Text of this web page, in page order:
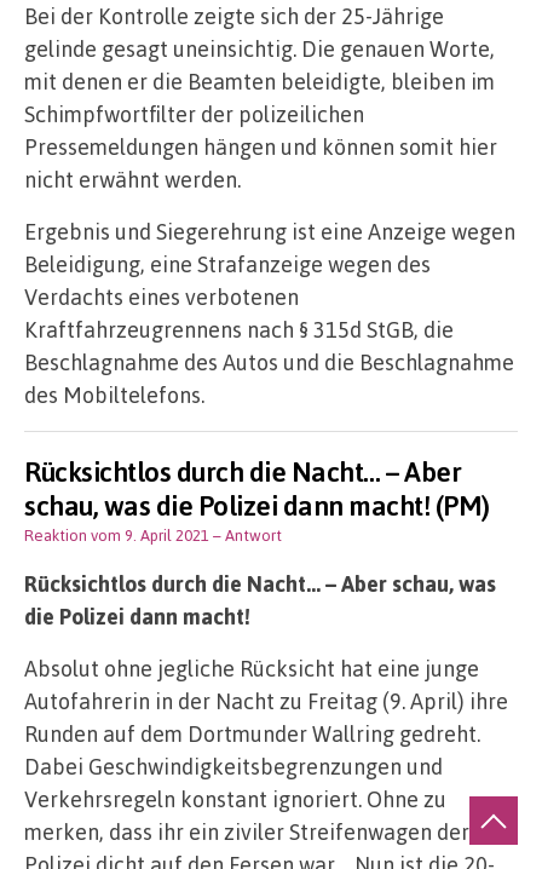
Bei der Kontrolle zeigte sich der 25-Jährige
gelinde gesagt uneinsichtig. Die genauen Worte,
mit denen er die Beamten beleidigte, bleiben im
Schimpfwortfilter der polizeilichen
Pressemeldungen hängen und können somit hier
nicht erwähnt werden.
Ergebnis und Siegerehrung ist eine Anzeige wegen
Beleidigung, eine Strafanzeige wegen des
Verdachts eines verbotenen
Kraftfahrzeugrennens nach § 315d StGB, die
Beschlagnahme des Autos und die Beschlagnahme
des Mobiltelefons.
Rücksichtlos durch die Nacht… – Aber
schau, was die Polizei dann macht! (PM)
Reaktion vom 9. April 2021 – Antwort
Rücksichtlos durch die Nacht… – Aber schau, was
die Polizei dann macht!
Absolut ohne jegliche Rücksicht hat eine junge
Autofahrerin in der Nacht zu Freitag (9. April) ihre
Runden auf dem Dortmunder Wallring gedreht.
Dabei Geschwindigkeitsbegrenzungen und
Verkehrsregeln konstant ignoriert. Ohne zu
merken, dass ihr ein ziviler Streifenwagen der